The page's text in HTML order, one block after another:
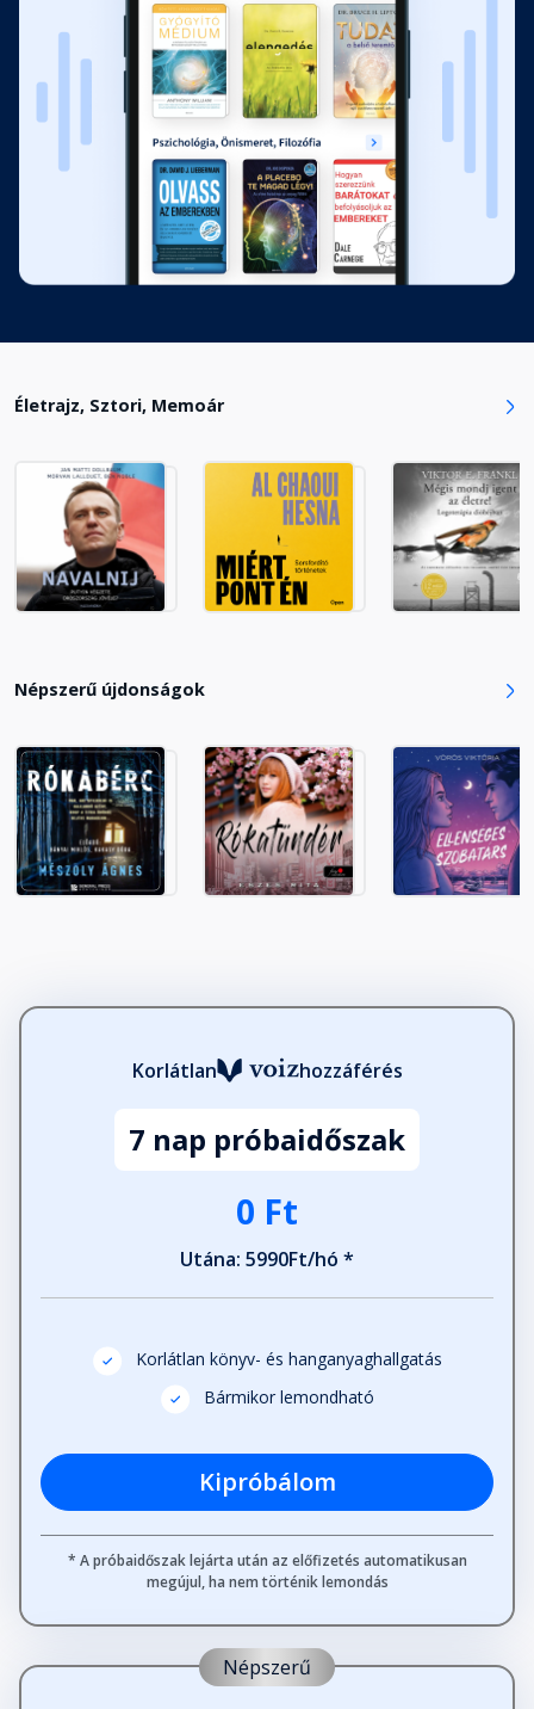
12. Kispálya, nagypálya
Fejezet hossza: 00:15:19
13. Otthonunk, a Gombócleső
Fejezet hossza: 00:11:01
14. Ez PlayStation!
Fejezet hossza: 00:07:40
16. Az űrcsávó
Fejezet hossza: 00:13:57
17. Az első salzburgi év
Fejezet hossza: 00:08:02
Fejezet hossza: 00:08:38
19. A nagy lecke
Fejezet hossza: 00:11:20
20. A háromszínű labda
21. Liefering
Fejezet hossza: 00:11:03
Fejezet hossza: 00:11:13
Fejezet hossza: 00:08:19
Fejezet hossza: 00:14:28
27. A kulisszák mögött
Fejezet hossza: 00:09:00
Életrajz, Sztori, Memoár
Népszerű újdonságok
Korlátlan hozzáférés
7 nap próbaidőszak
0 Ft
Utána: 5990Ft/hó *
Korlátlan könyv- és hanganyaghallgatás
Bármikor lemondható
Kipróbálom
* A próbaidőszak lejárta után az előfizetés automatikusan
megújul, ha nem történik lemondás
Népszerű